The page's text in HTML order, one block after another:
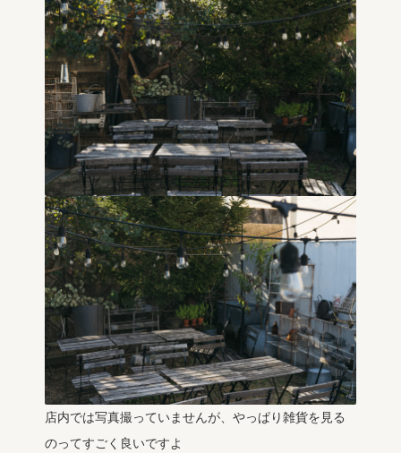
店内では写真撮っていませんが、やっぱり雑貨を見る
のってすごく良いですよ